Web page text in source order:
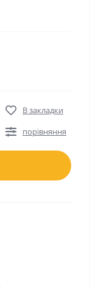
В закладки
порівняння